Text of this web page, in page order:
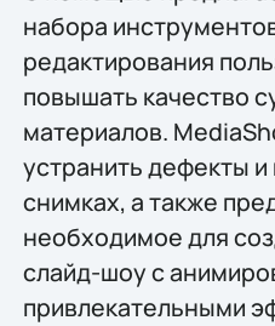
набора
редактирования
повышать качество
материалов.
устранить дефекты
снимках, а также
необходимое для
слайд-шоу с
привлекательными